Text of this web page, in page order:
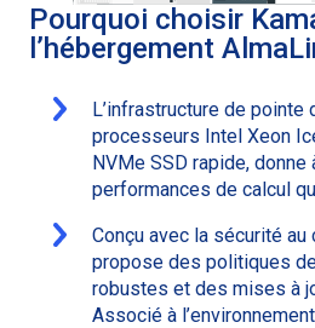
Pourquoi choisir
l’hébergement
L’infrastructure de pointe
processeurs Intel Xeon
NVMe SSD rapide,
performances de calcul
Conçu avec la sécurité
propose des politiques
robustes et des mises à
Associé à